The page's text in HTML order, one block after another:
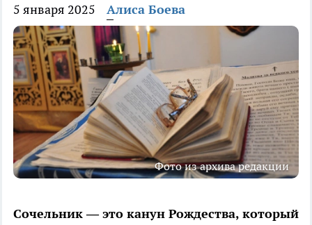
5 января 2025 Алиса Боева
Фото из архива редакции
Сочельник — это канун Рождества, который